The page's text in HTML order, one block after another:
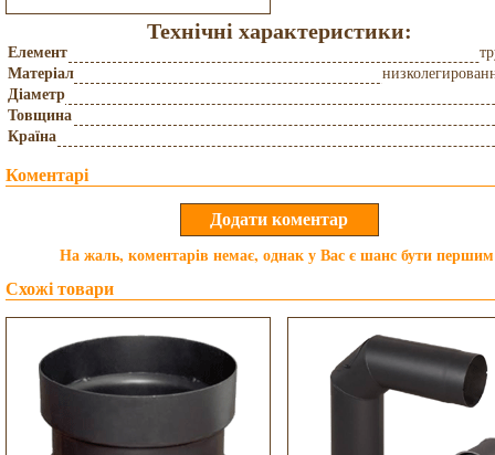
Технічні характеристики:
Елемент
Матеріал
Діаметр
Товщина
Країна
Коментарі
На жаль, коментарів немає, однак у Вас є шанс бути
Схожі товари